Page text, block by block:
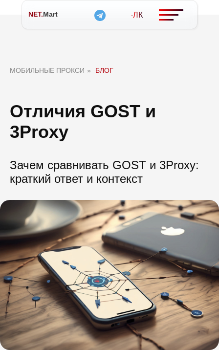
ЛК
NET.Mart
МОБИЛЬНЫЕ ПРОКСИ » БЛОГ
Отличия GOST и
3Proxy
Зачем сравнивать GOST и 3Proxy:
краткий ответ и контекст